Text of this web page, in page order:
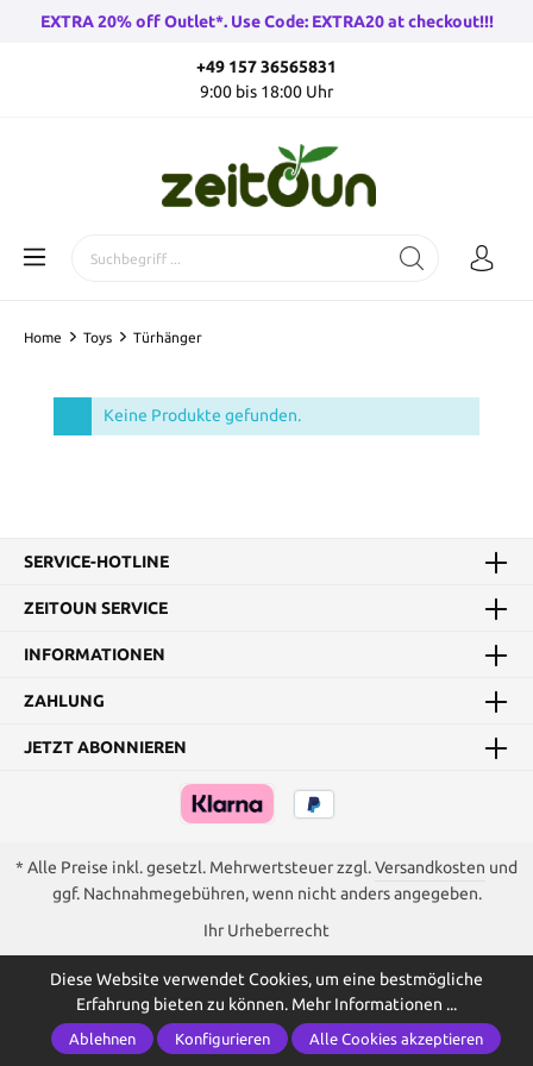
EXTRA 20% off Outlet*. Use Code: EXTRA20 at checkout!!!
+49 157 36565831
9:00 bis 18:00 Uhr
Home Toys Türhänger
Keine Produkte gefunden.
SERVICE-HOTLINE
ZEITOUN SERVICE
INFORMATIONEN
ZAHLUNG
JETZT ABONNIEREN
* Alle Preise inkl. gesetzl. Mehrwertsteuer zzgl.Versandkosten und
ggf. Nachnahmegebühren, wenn nicht anders angegeben.
Ihr Urheberrecht
Diese Website verwendet Cookies, um eine bestmögliche
Erfahrung bieten zu können. Mehr Informationen ...
Ablehnen Konfigurieren Alle Cookies akzeptieren